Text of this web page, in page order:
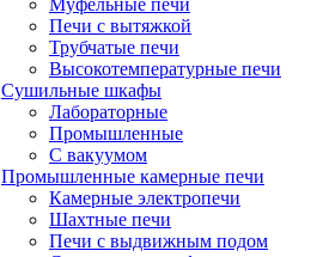
Муфельные печи
Печи с вытяжкой
Трубчатые печи
Высокотемпературные печи
Сушильные шкафы
Лабораторные
Промышленные
С вакуумом
Промышленные камерные печи
Камерные электропечи
Шахтные печи
Печи с выдвижным подом